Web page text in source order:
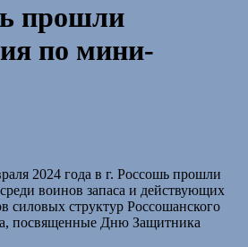
прошли
по мини-
2024 года в г. Россошь прошли
воинов запаса и действующих
силовых структур Россошанского
посвященные Дню Защитника